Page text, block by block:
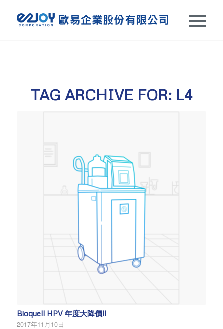
TAG ARCHIVE FOR: L4
Bioquell HPV 年度大降價!!
2017年11月10日